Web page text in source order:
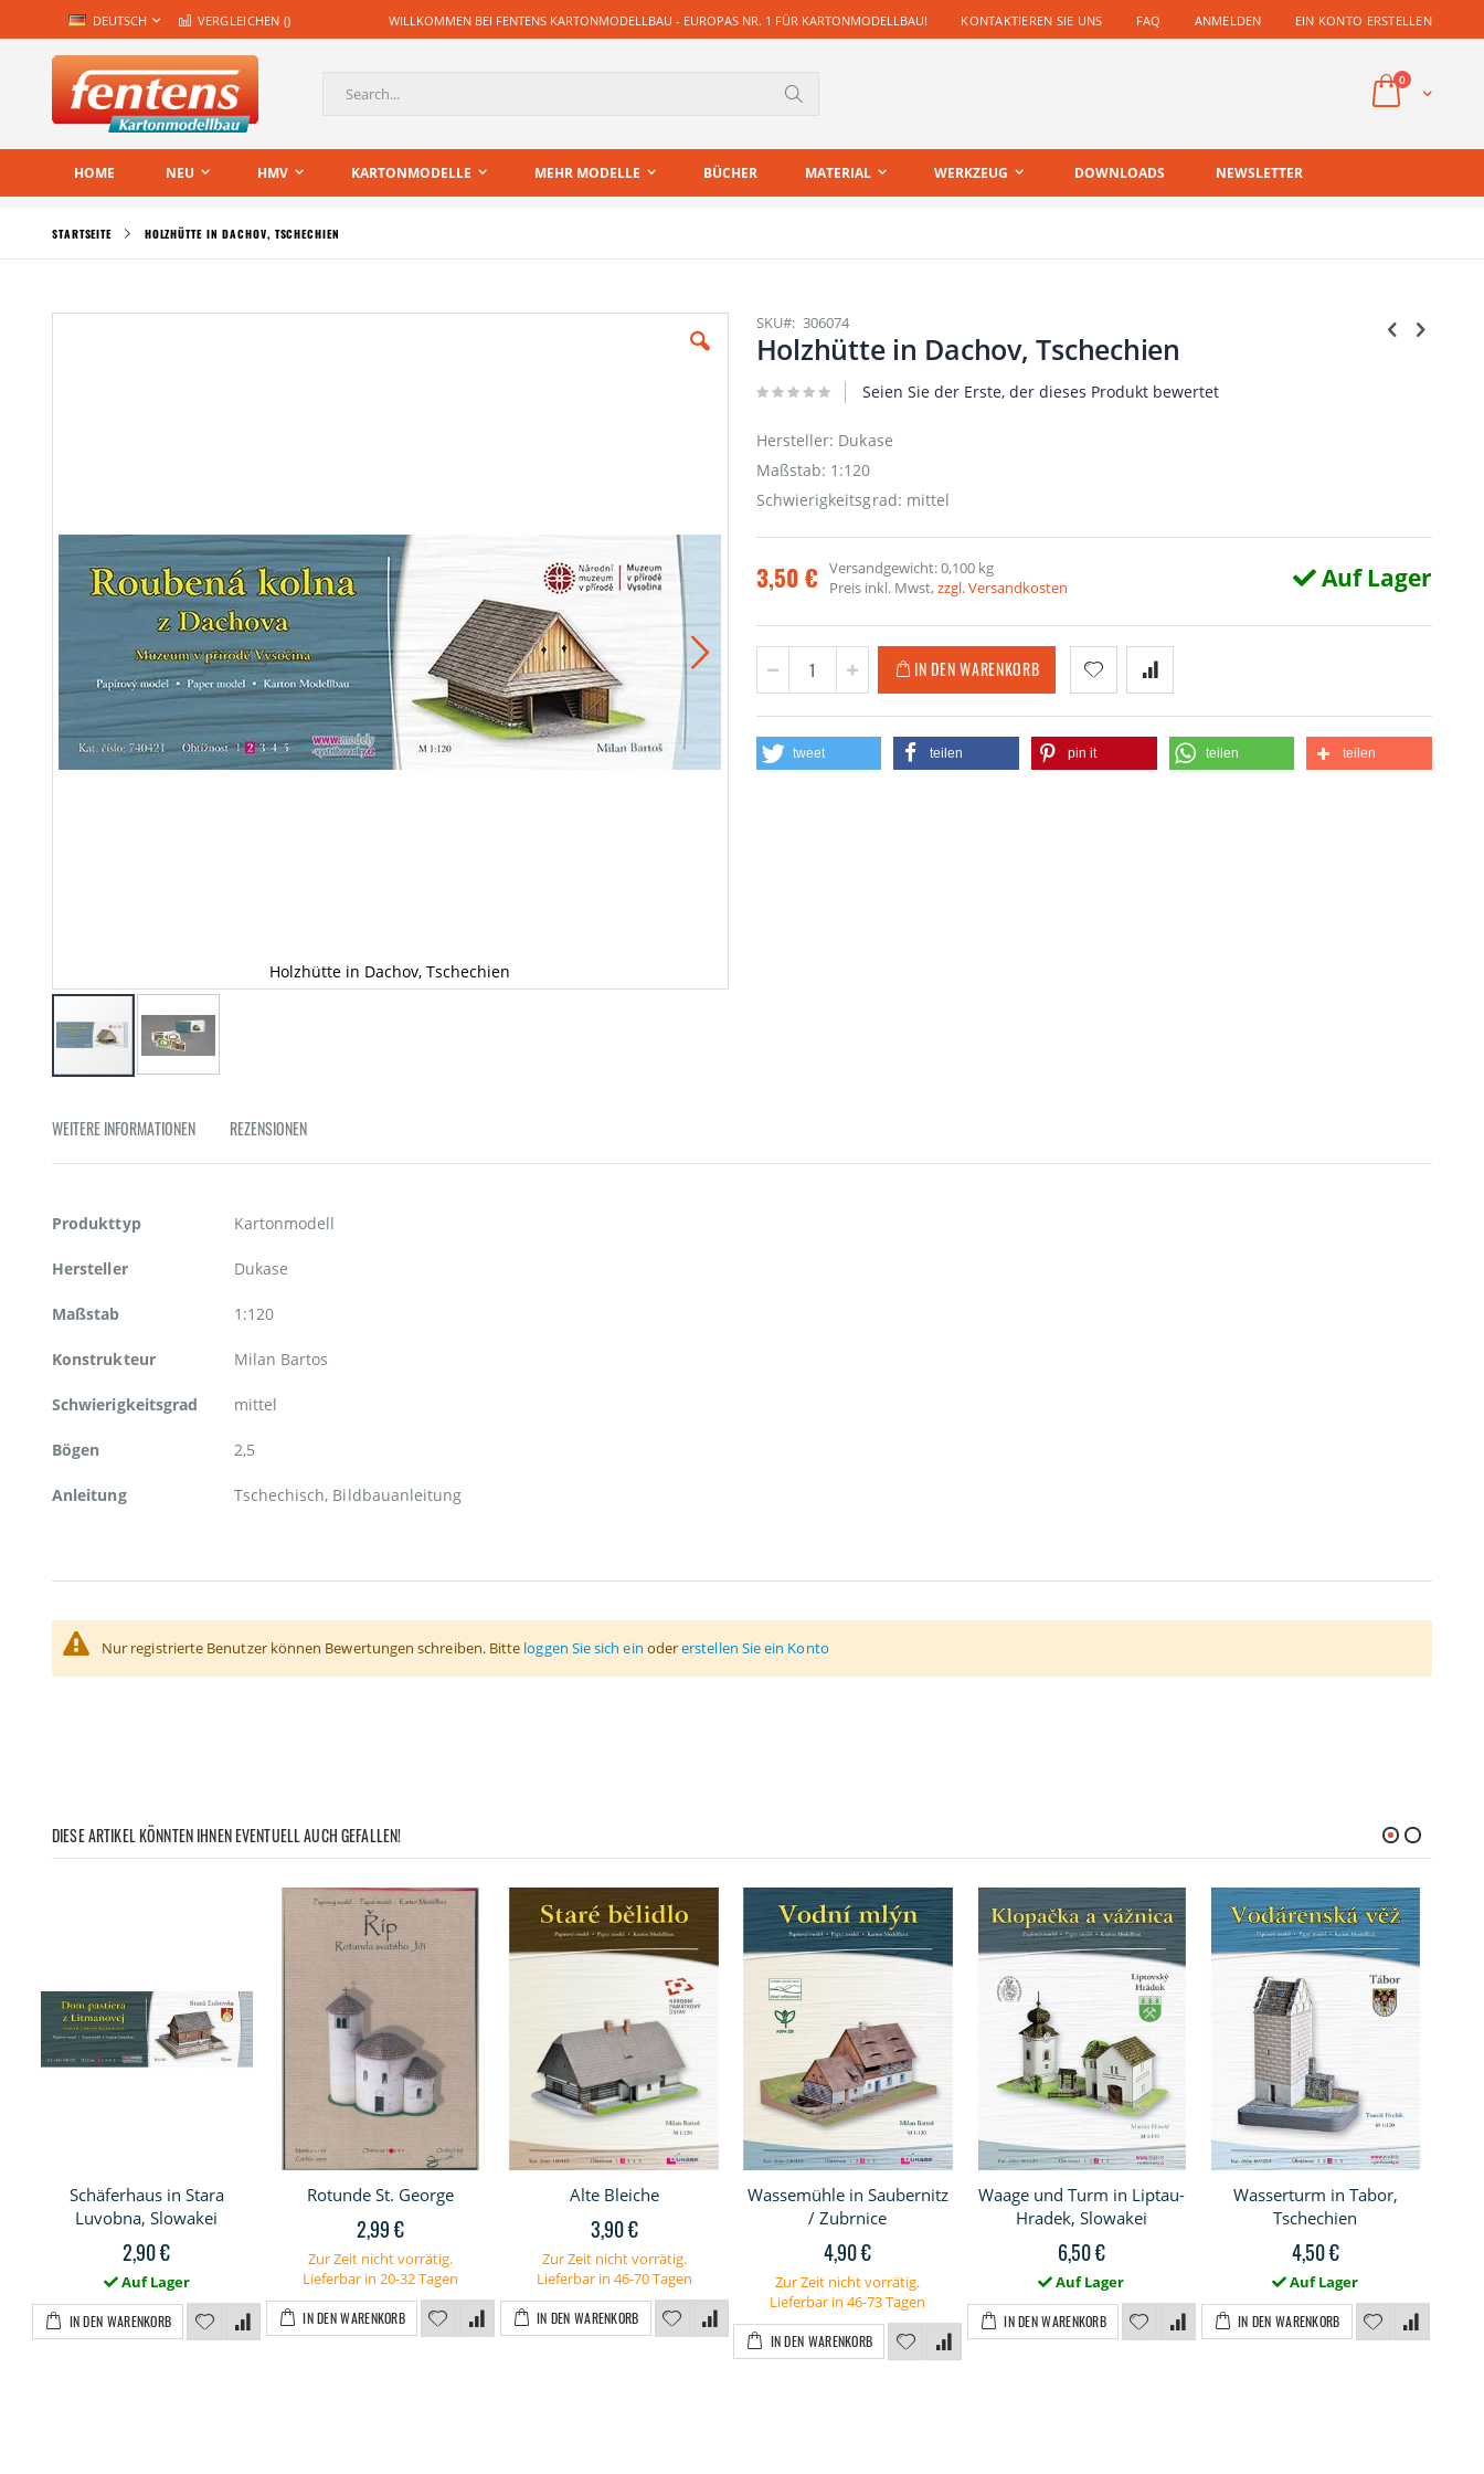
Zum
Inhalt
springen
SPRACHEDEUTSCH WILLKOMMEN BEI FENTENS KARTONMODELLBAU - EUROPAS NR. 1 FÜR KARTONMODELLBAU! KONTAKTIEREN SIE UNS
VERGLEICHEN () FAQ ANMELDEN EIN KONTO ERSTELLEN
Cart
0Artikel
HOME NEU HMV KARTONMODELLE MEHR MODELLE BÜCHER MATERIAL WERKZEUG DOWNLOADS NEWSLETTER
STARTSEITE HOLZHÜTTE IN DACHOV, TSCHECHIEN
Holzhütte in Dachov, Tschechien
der
springen
SKU 306074
Holzhütte in Dachov, Tschechien
Seien Sie der Erste, der dieses Produkt bewertet
Hersteller: Dukase
Maßstab: 1:120
Schwierigkeitsgrad: mittel
3,50 € Versandgewicht: 0,100 kg
Preis inkl. Mwst,zzgl. Versandkosten Auf Lager
IN DEN WARENKORB
tweet teilen pin it teilen teilen
WEITERE INFORMATIONEN REZENSIONEN
Weitere
Produkttyp Kartonmodell
Hersteller Dukase
Maßstab 1:120
Konstrukteur Milan Bartos
Schwierigkeitsgrad mittel
Bögen 2,5
Anleitung Tschechisch, Bildbauanleitung
Nur registrierte Benutzer können Bewertungen schreiben. Bitte loggen Sie sich ein odererstellen Sie ein Konto
DIESE ARTIKEL KÖNNTEN IHNEN EVENTUELL AUCH GEFALLEN!
Schäferhaus in Stara
Luvobna, Slowakei
2,90 €
Auf Lager
IN DEN WARENKORB
Rotunde St. George
2,99 €
Zur Zeit nicht vorrätig.
Lieferbar in 20-32 Tagen
IN DEN WARENKORB
Alte Bleiche
3,90 €
Zur Zeit nicht vorrätig.
Lieferbar in 46-70 Tagen
IN DEN WARENKORB
Wassemühle in Saubernitz
/ Zubrnice
4,90 €
Zur Zeit nicht vorrätig.
Lieferbar in 46-73 Tagen
IN DEN WARENKORB
Waage und Turm in Liptau-
Hradek, Slowakei
6,50 €
Auf Lager
IN DEN WARENKORB
Wasserturm in Tabor,
Tschechien
4,50 €
Auf Lager
IN DEN WARENKORB